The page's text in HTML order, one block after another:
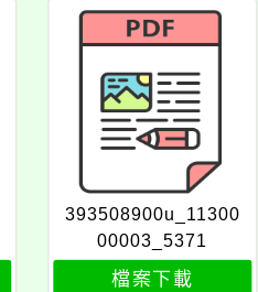
393508900u_11300
00003_5371
檔案下載